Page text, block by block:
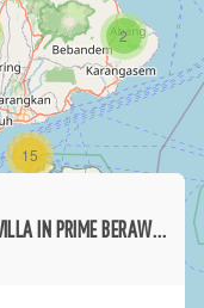
15
2
UPCOMING 2-BEDROOM VILLA IN PRIME BERAWA LOCATION